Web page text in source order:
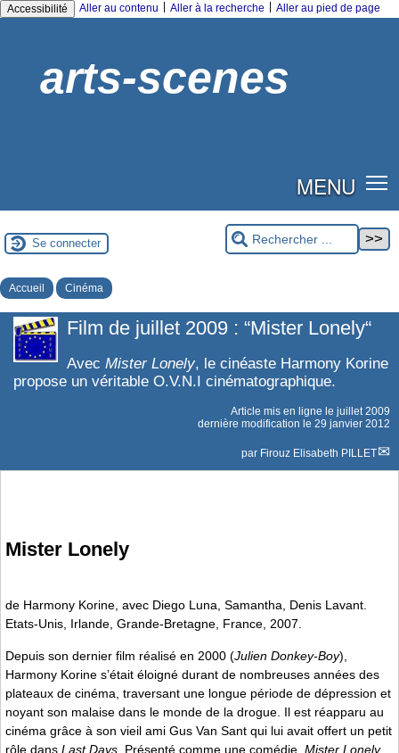
Accessibilité Aller au contenu Aller à la recherche Aller au pied de page
arts-scenes
MENU
Se connecter
Accueil Cinéma
Film de juillet 2009 : “Mister Lonely“
Avec Mister Lonely, le cinéaste Harmony Korine
propose un véritable O.V.N.I cinématographique.
Article mis en ligne le juillet 2009
dernière modification le 29 janvier 2012
par Firouz Elisabeth PILLET
Mister Lonely
de Harmony Korine, avec Diego Luna, Samantha, Denis Lavant.
Etats-Unis, Irlande, Grande-Bretagne, France, 2007.
Depuis son dernier film réalisé en 2000 (Julien Donkey-Boy),
Harmony Korine s’était éloigné durant de nombreuses années des
plateaux de cinéma, traversant une longue période de dépression et
noyant son malaise dans le monde de la drogue. Il est réapparu au
cinéma grâce à son vieil ami Gus Van Sant qui lui avait offert un petit
rôle dans Last Days . Présenté comme une comédie, Mister Lonely